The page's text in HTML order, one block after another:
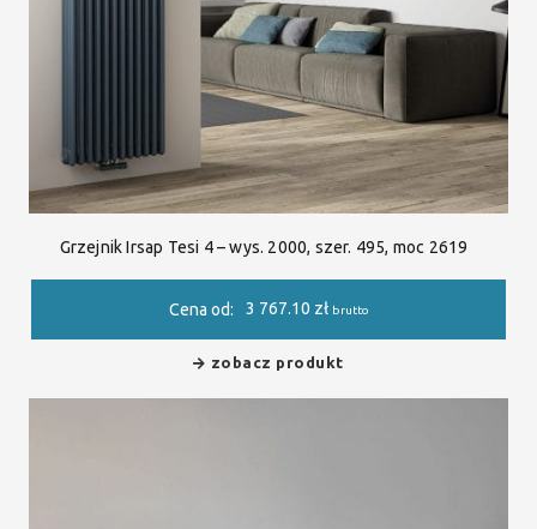
Grzejnik Irsap Tesi 4 – wys. 2000, szer. 495, moc 2619
Cena od: 3 767.10 zł brutto
zobacz produkt